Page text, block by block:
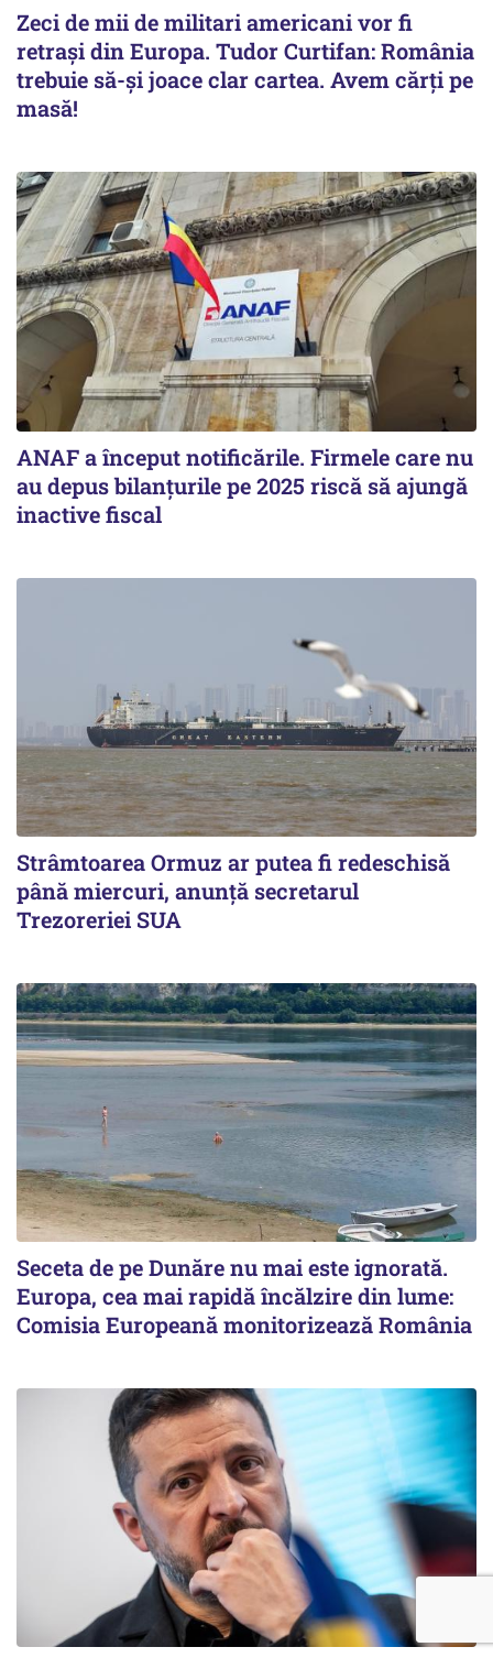
Zeci de mii de militari americani vor fi
retrași din Europa. Tudor Curtifan: România
trebuie să-și joace clar cartea. Avem cărți pe
masă!
ANAF a început notificările. Firmele care nu
au depus bilanțurile pe 2025 riscă să ajungă
inactive fiscal
Strâmtoarea Ormuz ar putea fi redeschisă
până miercuri, anunță secretarul
Trezoreriei SUA
Seceta de pe Dunăre nu mai este ignorată.
Europa, cea mai rapidă încălzire din lume:
Comisia Europeană monitorizează România